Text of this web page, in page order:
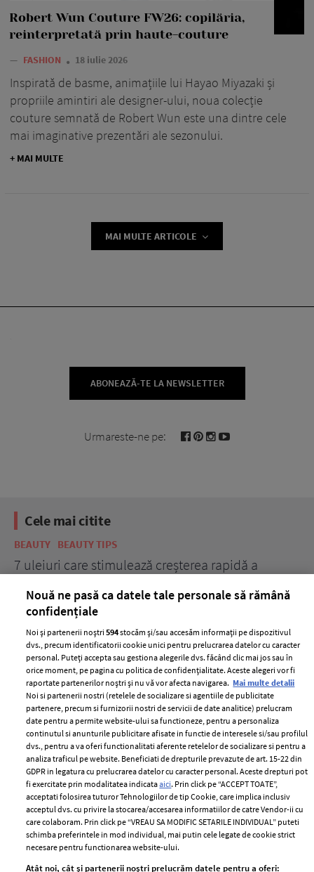
Robert Wun Couture FW26: copilăria,
reinterpretată prin haute-couture
— FASHION 18 iulie 2026
Inspirată de basme, animațiile lui Hayao Miyazaki și
propriile amintiri ale designer-ului, noua colecție
couture semnată de Robert Wun este una dintre cele
mai imaginative prezentări ale sezonului.
+ MAI MULTE
MAI MULTE ARTICOLE
ABONEAZĂ-TE LA NEWSLETTER
Urmareste-ne pe:
Cele mai citite
BEAUTY BEAUTY TIPS
7 uleiuri care stimulează creșterea rapidă a
ELLE Style Awards
2024
Despre ELLE
Romania
Contact
Abonamente
Termeni si conditii
Politica de
confidențialitate
Politica de cookies
Publicitate
Nouă ne pasă ca datele tale personale să rămână
confidențiale
Noi și partenerii noștri594stocăm și/sau accesăm informații pe dispozitivul
dvs., precum identificatorii cookie unici pentru prelucrarea datelor cu caracter
personal. Puteți accepta sau gestiona alegerile dvs. făcând clic mai jos sau în
orice moment, pe pagina cu politica de confidențialitate. Aceste alegeri vor fi
raportate partenerilor noștri și nu vă vor afecta navigarea. Mai multe detalii
Noi si partenerii nostri (retelele de socializare si agentiile de publicitate
partenere, precum si furnizorii nostri de servicii de date analitice) prelucram
date pentru a permite website-ului sa functioneze, pentru a personaliza
continutul si anunturile publicitare afisate in functie de interesele si/sau profilul
dvs., pentru a va oferi functionalitati aferente retelelor de socializare si pentru a
analiza traficul pe website. Beneficiati de drepturile prevazute de art. 15-22 din
GDPR in legatura cu prelucrarea datelor cu caracter personal. Aceste drepturi pot
fi exercitate prin modalitatea indicataaici. Prin click pe “ACCEPT TOATE”,
acceptati folosirea tuturor Tehnologiilor de tip Cookie, care implica inclusiv
acceptul dvs. cu privire la stocarea/accesarea informatiilor de catre Vendor-ii cu
care colaboram. Prin click pe “VREAU SA MODIFIC SETARILE INDIVIDUAL” puteti
schimba preferintele in mod individual, mai putin cele legate de cookie strict
necesare pentru functionarea website-ului.
Atât noi, cât și partenerii noștri prelucrăm datele pentru a oferi: